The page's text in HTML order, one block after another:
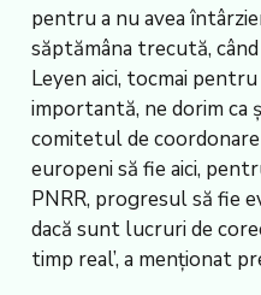
pentru a nu avea
săptămâna trecută,
Leyen aici, tocmai
importantă, ne dorim ca
comitetul de
europeni să fie aici,
PNRR, progresul să fie
dacă sunt lucruri de
timp real’, a menționat